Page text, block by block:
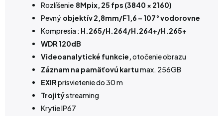
Rozlíšenie 8Mpix, 25 fps (3840 × 2160)
Pevný objektív 2,8mm/F1,6 – 107° vodorovne
Kompresia : H.265/H.264/H.264+/H.265+
WDR 120dB
Videoanalytické funkcie,otočenie obrazu
Záznam na pamäťovú kartumax. 256GB
EXIRprisvietenie do 30 m
Trojitýstreaming
Krytie IP67